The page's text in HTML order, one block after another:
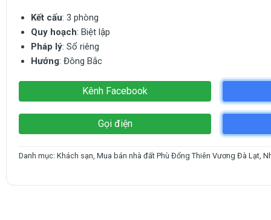
Kết cấu: 3 phòng
Quy hoạch: Biệt lập
Pháp lý: Sổ riêng
Hướng: Đông Bắc
Kênh Facebook
Gọi điện
Danh mục:Khách sạn ,Mua bán nhà đất Phù Đổng Thiên Vương Đà Lạt ,